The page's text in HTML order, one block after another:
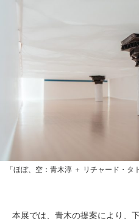
「ほぼ、空：青木淳 ＋ リチャード・
本展では、青木の提案により、